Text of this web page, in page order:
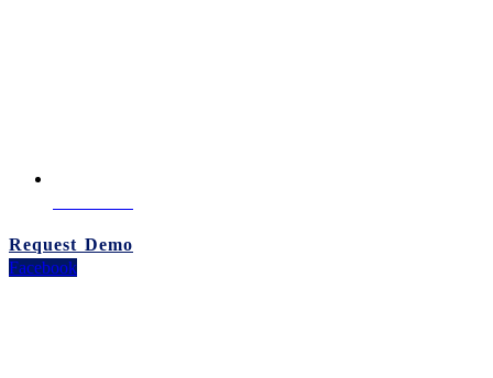
02-260-0100
Request Demo
Facebook